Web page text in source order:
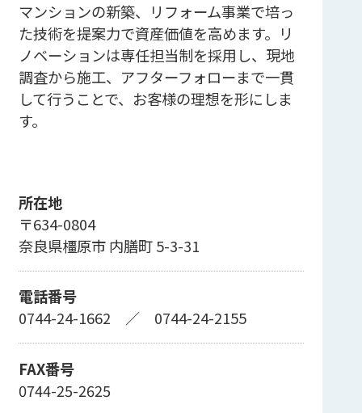
マンションの新築、リフォーム事業で培っ
た技術を提案力で資産価値を高めます。リ
ノベーションは専任担当制を採用し、現地
調査から施工、アフターフォローまで一貫
して行うことで、お客様の理想を形にしま
す。
所在地
〒634-0804
奈良県橿原市 内膳町 5-3-31
電話番号
0744-24-1662 ／ 0744-24-2155
FAX番号
0744-25-2625